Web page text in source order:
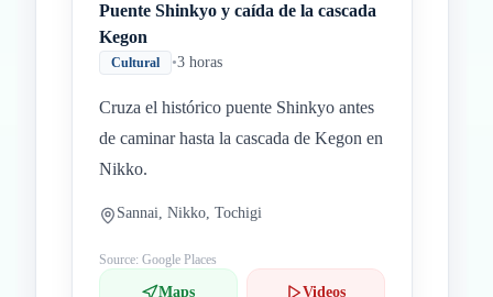
Puente Shinkyo y caída de la cascada
Kegon
Cultural •3 horas
Cruza el histórico puente Shinkyo antes
de caminar hasta la cascada de Kegon en
Nikko.
Sannai, Nikko, Tochigi
Source: Google Places
Maps Videos